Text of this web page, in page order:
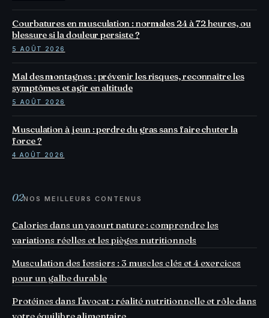
Courbatures en musculation : normales 24 à 72 heures, ou
blessure si la douleur persiste ?
5 AOÛT 2026
Mal des montagnes : prévenir les risques, reconnaître les
symptômes et agir en altitude
5 AOÛT 2026
Musculation à jeun : perdre du gras sans faire chuter la
force ?
4 AOÛT 2026
02NOS MEILLEURS CONTENUS
Calories dans un yaourt nature : comprendre les
variations réelles et les pièges nutritionnels
Musculation des fessiers : 3 muscles clés et 4 exercices
pour un galbe durable
Protéines dans l'avocat : réalité nutritionnelle et rôle dans